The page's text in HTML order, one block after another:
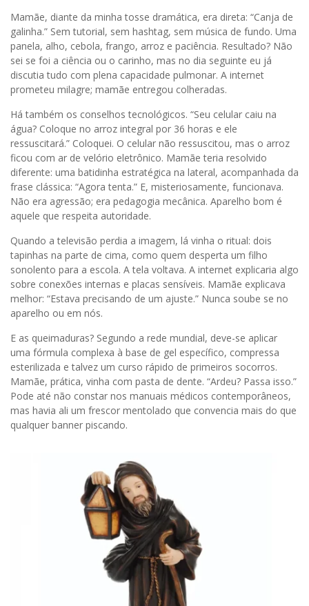
Mamãe, diante da minha tosse dramática, era direta: “Canja de
galinha.” Sem tutorial, sem hashtag, sem música de fundo. Uma
panela, alho, cebola, frango, arroz e paciência. Resultado? Não
sei se foi a ciência ou o carinho, mas no dia seguinte eu já
discutia tudo com plena capacidade pulmonar. A internet
prometeu milagre; mamãe entregou colheradas.
Há também os conselhos tecnológicos. “Seu celular caiu na
água? Coloque no arroz integral por 36 horas e ele
ressuscitará.” Coloquei. O celular não ressuscitou, mas o arroz
ficou com ar de velório eletrônico. Mamãe teria resolvido
diferente: uma batidinha estratégica na lateral, acompanhada da
frase clássica: “Agora tenta.” E, misteriosamente, funcionava.
Não era agressão; era pedagogia mecânica. Aparelho bom é
aquele que respeita autoridade.
Quando a televisão perdia a imagem, lá vinha o ritual: dois
tapinhas na parte de cima, como quem desperta um filho
sonolento para a escola. A tela voltava. A internet explicaria algo
sobre conexões internas e placas sensíveis. Mamãe explicava
melhor: “Estava precisando de um ajuste.” Nunca soube se no
aparelho ou em nós.
E as queimaduras? Segundo a rede mundial, deve-se aplicar
uma fórmula complexa à base de gel específico, compressa
esterilizada e talvez um curso rápido de primeiros socorros.
Mamãe, prática, vinha com pasta de dente. “Ardeu? Passa isso.”
Pode até não constar nos manuais médicos contemporâneos,
mas havia ali um frescor mentolado que convencia mais do que
qualquer banner piscando.